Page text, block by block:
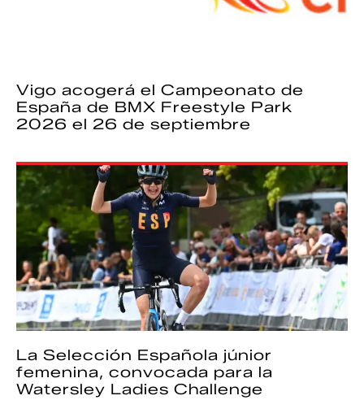
Vigo acogerá el Campeonato de
España de BMX Freestyle Park
2026 el 26 de septiembre
La Selección Española júnior
femenina, convocada para la
Watersley Ladies Challenge